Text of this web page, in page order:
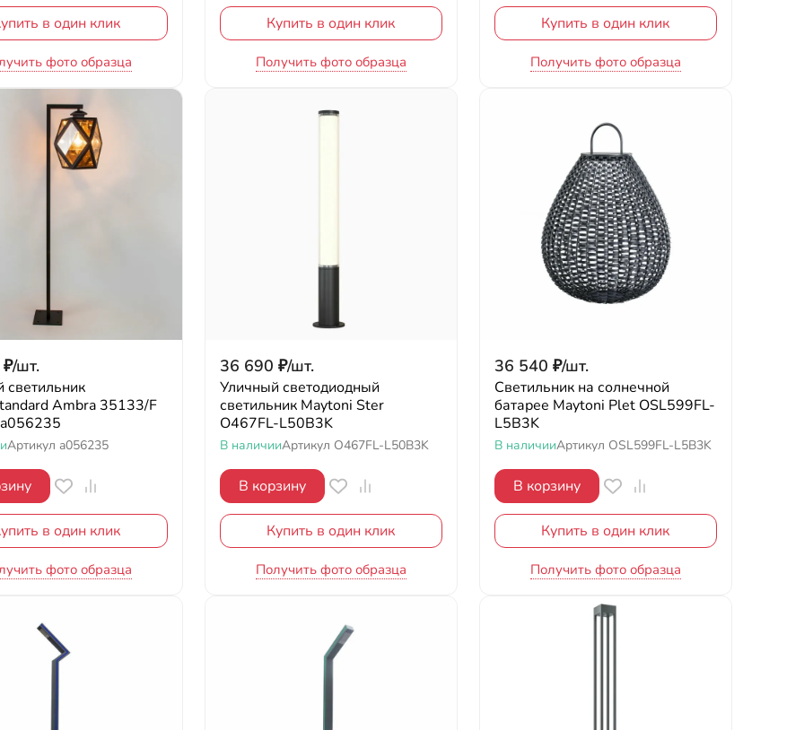
в один клик
фото образца
Купить в один клик
Получить фото образца
Купить в один клик
Получить фото образца
₽/шт.
светильник
Ambra 35133/F
Артикул a056235
в один клик
фото образца
36 690 ₽/шт.
Уличный светодиодный
светильник Maytoni Ster
O467FL-L50B3K
В наличииАртикул O467FL-L50B3K
В корзину
Купить в один клик
Получить фото образца
36 540 ₽/шт.
Светильник на солнечной
батарее Maytoni Plet OSL599FL-
L5B3K
В наличииАртикул OSL599FL-L5B3K
В корзину
Купить в один клик
Получить фото образца